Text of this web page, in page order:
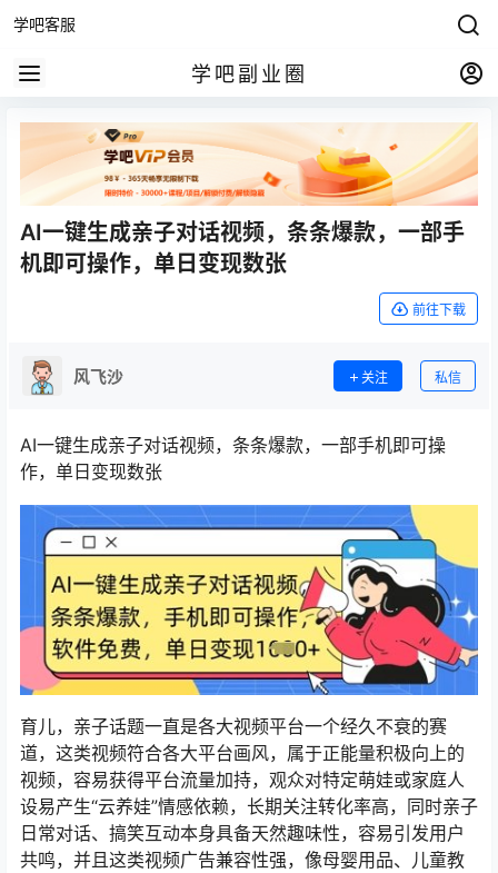
学吧客服
学吧副业圈
AI一键生成亲子对话视频，条条爆款，一部手
机即可操作，单日变现数张
前往下载
风飞沙 关注 私信
AI一键生成亲子对话视频，条条爆款，一部手机即可操
作，单日变现数张
育儿，亲子话题一直是各大视频平台一个经久不衰的赛
道，这类视频符合各大平台画风，属于正能量积极向上的
视频，容易获得平台流量加持，观众对特定萌娃或家庭人
设易产生“云养娃”情感依赖，长期关注转化率高，同时亲子
日常对话、搞笑互动本身具备天然趣味性，容易引发用户
共鸣，并且这类视频广告兼容性强，像母婴用品、儿童教